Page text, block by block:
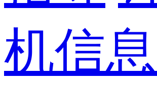
机信